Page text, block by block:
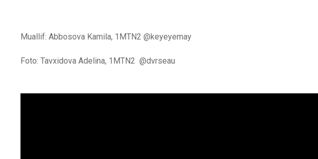
Muallif: Abbosova Kamila, 1MTN2 @keyeyemay
Foto: Tavxidova Adelina, 1MTN2 @dvrseau